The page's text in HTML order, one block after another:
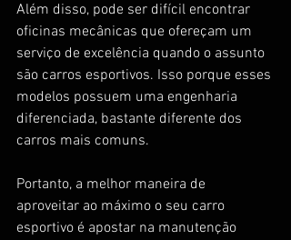
Além disso, pode ser difícil encontrar
oficinas mecânicas que ofereçam um
serviço de excelência quando o assunto
são carros esportivos. Isso porque esses
modelos possuem uma engenharia
diferenciada, bastante diferente dos
carros mais comuns.
Portanto, a melhor maneira de
aproveitar ao máximo o seu carro
esportivo é apostar na manutenção